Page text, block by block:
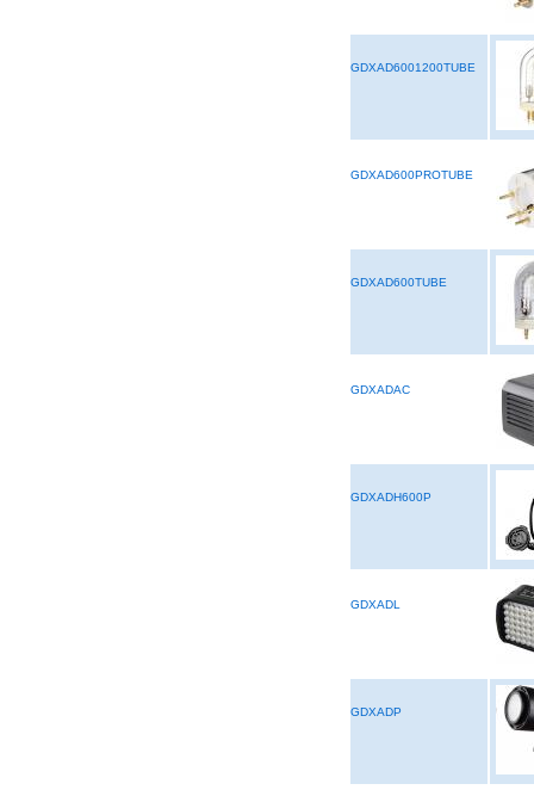
GDXAD6001200TUBE
GDXAD600PROTUBE
GDXAD600TUBE
GDXADAC
GDXADH600P
GDXADL
GDXADP